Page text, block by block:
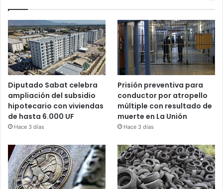
Diputado Sabat celebra
ampliación del subsidio
hipotecario con viviendas
de hasta 6.000 UF
Hace 3 días
Prisión preventiva para
conductor por atropello
múltiple con resultado de
muerte en La Unión
Hace 3 días